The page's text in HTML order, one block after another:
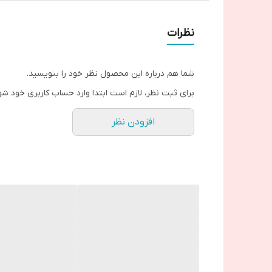
نظرات
شما هم درباره این محصول نظر خود را بنویسید.
برای ثبت نظر، لازم است ابتدا وارد حساب کاربری خود
افزودن نظر